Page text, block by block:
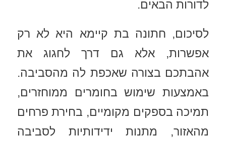
לדורות הבאים.
לסיכום, חתונה בת קיימא היא לא רק
אפשרות, אלא גם דרך לחגוג את
אהבתכם בצורה שאכפת לה מהסביבה.
באמצעות שימוש בחומרים ממוחזרים,
תמיכה בספקים מקומיים, בחירת פרחים
מהאזור, מתנות ידידותיות לסביבה